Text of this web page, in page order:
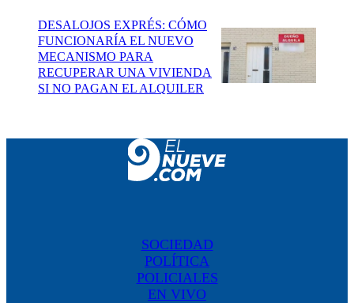
DESALOJOS EXPRÉS: CÓMO
FUNCIONARÍA EL NUEVO
MECANISMO PARA
RECUPERAR UNA VIVIENDA
SI NO PAGAN EL ALQUILER
SOCIEDAD
POLÍTICA
POLICIALES
EN VIVO